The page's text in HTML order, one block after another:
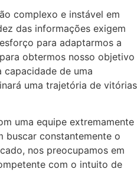
complexo e instável em
das informações exigem
para adaptarmos a
obtermos nosso objetivo
capacidade de uma
uma trajetória de vitórias
uma equipe extremamente
buscar constantemente o
nos preocupamos em
com o intuito de